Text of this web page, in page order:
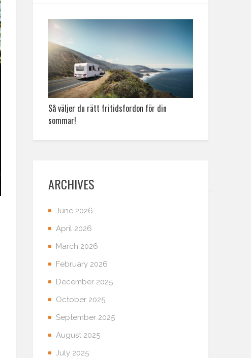
Så väljer du rätt fritidsfordon för din
sommar!
ARCHIVES
June 2026
April 2026
March 2026
February 2026
December 2025
October 2025
September 2025
August 2025
July 2025